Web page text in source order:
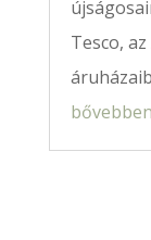
Tesco,
bővebben